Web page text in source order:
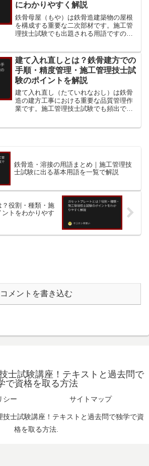
にわかりやすく解説
鉄骨母屋（もや）は鉄骨造建築物の屋根
を構成する重要な二次部材です。施工管
理技士試験でも出題される用語ですの
や・Purlin）とは、鉄骨造の屋根におい
て、屋根材（折板・金...
建て入れ直しとは？鉄骨建方での
手順・精度管理・施工管理技士試
験のポイントを解説
建て入れ直し（たていれなおし）は鉄骨
造の建方工事における重要な品質管理作
業です。施工管理技士試験でも頻出です
鉄骨造・溶接の用語まとめ｜施工管理技
士試験に出る基本用語を一覧で解説
役割・種類・施
トをわかりやす
コメントを書き込む
士試験講座！テキストと過去問で
で資格を取る方法
シー サイトマップ
士試験講座！テキストと過去問で独学で資
格を取る方法.